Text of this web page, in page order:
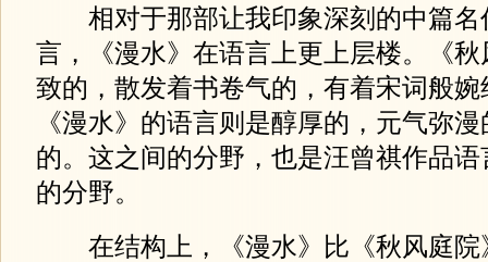
相对于那部让我印象深刻的中篇名
言，《漫水》在语言上更上层楼。《
致的，散发着书卷气的，有着宋词般
《漫水》的语言则是醇厚的，元气弥
的。这之间的分野，也是汪曾祺作品
的分野。
在结构上，《漫水》比《秋风庭院